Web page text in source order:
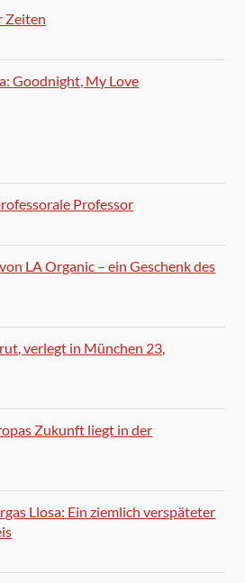
Zeiten
Goodnight, My Love
Professor
LA Organic – ein Geschenk des
verlegt in München 23,
Zukunft liegt in der
Llosa: Ein ziemlich verspäteter